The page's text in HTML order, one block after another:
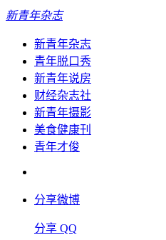
新青年杂志
新青年杂志
青年脱口秀
新青年说房
财经杂志社
新青年摄影
美食健康刊
青年才俊
分享微博
分享 QQ